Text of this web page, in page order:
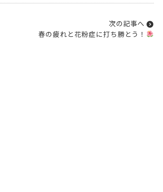
次の記事へ
春の疲れと花粉症に打ち勝とう！